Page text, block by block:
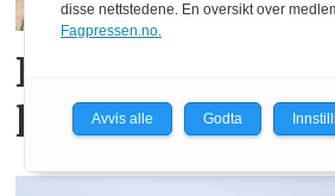
Fendt gjør
ledelsen
disse nettstedene. En oversikt over
Fagpressen.no.
Avvis alle Godta